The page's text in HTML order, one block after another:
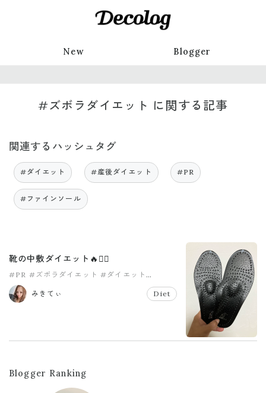
New Blogger
#ズボラダイエット に関する記事
関連するハッシュタグ
#ダイエット #産後ダイエット #PR
#ファインソール
靴の中敷ダイエット🔥🏃‍♀️
#PR #ズボラダイエット #ダイエット
#ファインソール
みきてぃ
Diet
Blogger Ranking